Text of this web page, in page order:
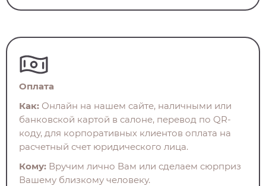
Оплата
Как: Онлайн на нашем сайте, наличными или
банковской картой в салоне, перевод по QR-
коду, для корпоративных клиентов оплата на
расчетный счет юридического лица.
Кому: Вручим лично Вам или сделаем сюрприз
Вашему близкому человеку.